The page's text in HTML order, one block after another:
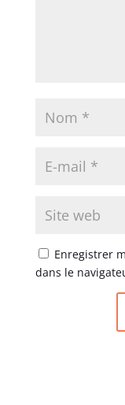
Enregistrer
dans le